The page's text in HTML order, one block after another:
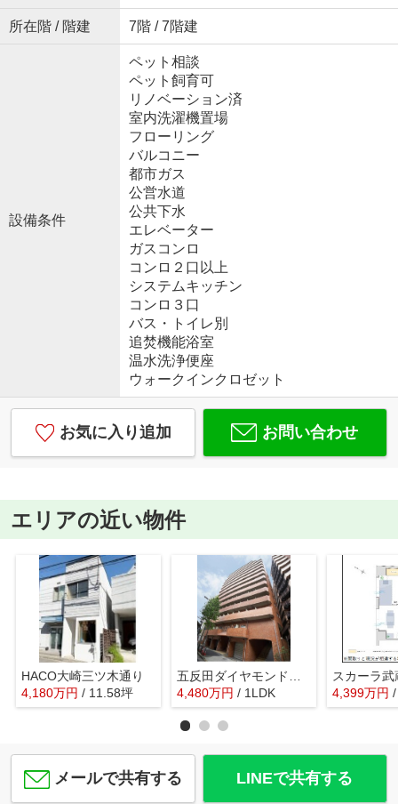
所在階 / 階建 7階 / 7階建
設備条件
ペット相談
ペット飼育可
リノベーション済
室内洗濯機置場
フローリング
バルコニー
都市ガス
公営水道
公共下水
エレベーター
ガスコンロ
コンロ２口以上
システムキッチン
コンロ３口
バス・トイレ別
追焚機能浴室
温水洗浄便座
ウォークインクロゼット
お気に入り追加 お問い合わせ
エリアの近い物件
HACO大崎三ツ木通り
4,180万円 / 11.58坪
4,480万円 / 1LDK
スカーラ武
4,399万円
メールで共有する LINEで共有する